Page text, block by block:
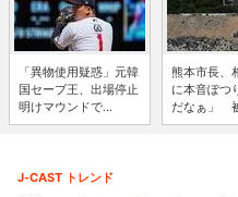
「異物使用疑惑」元韓
国セーブ王、出場停止
明けマウンドで...
熊本市長、
に本音ぽつ
だなぁ」
J-CAST トレンド